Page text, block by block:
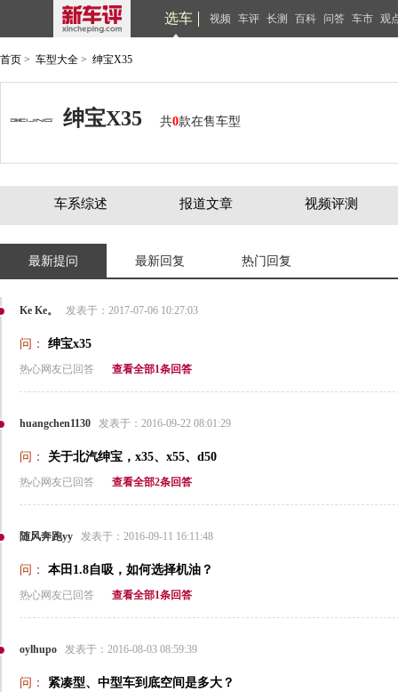
选车 视频 车评 长测 百科 问答 车市 观
首页 > 车型大全 > 绅宝X35
绅宝X35 共0款在售车型
车系综述 报道文章 视频评测
最新提问 最新回复 热门回复
Ke Ke。 发表于：2017-07-06 10:27:03
问： 绅宝x35
热心网友已回答 查看全部1条回答
huangchen1130 发表于：2016-09-22 08:01:29
问： 关于北汽绅宝，x35、x55、d50
热心网友已回答 查看全部2条回答
随风奔跑yy 发表于：2016-09-11 16:11:48
问： 本田1.8自吸，如何选择机油？
热心网友已回答 查看全部1条回答
oylhupo 发表于：2016-08-03 08:59:39
问： 紧凑型、中型车到底空间是多大？